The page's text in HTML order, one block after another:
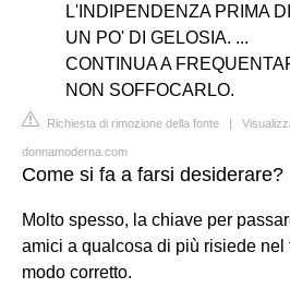
L'INDIPENDENZA PRIMA
UN PO' DI GELOSIA. ...
CONTINUA A
NON SOFFOCARLO.
Richiesta di rimozione della fonte |
donnamoderna.com
Come si fa a farsi desiderare?
Molto spesso, la chiave per
amici a qualcosa di più risiede nel
modo corretto.